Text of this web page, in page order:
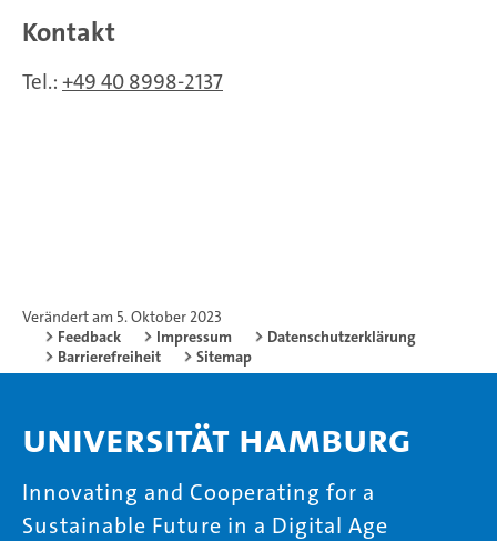
Kontakt
Tel.: +49 40 8998-2137
Verändert am 5. Oktober 2023
Feedback
Impressum
Datenschutzerklärung
Barrierefreiheit
Sitemap
Universität Hamburg
Innovating and Cooperating for a
Sustainable Future in a Digital Age